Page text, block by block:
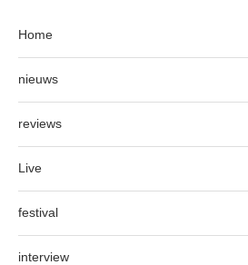
Home
nieuws
reviews
Live
festival
interview